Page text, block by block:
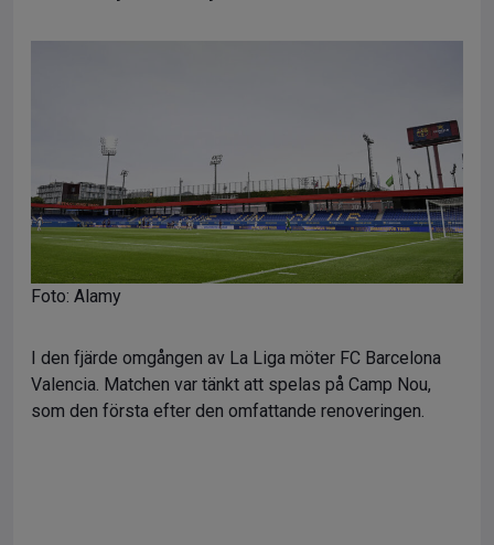
Foto: Alamy
I den fjärde omgången av La Liga möter FC Barcelona
Valencia. Matchen var tänkt att spelas på Camp Nou,
som den första efter den omfattande renoveringen.